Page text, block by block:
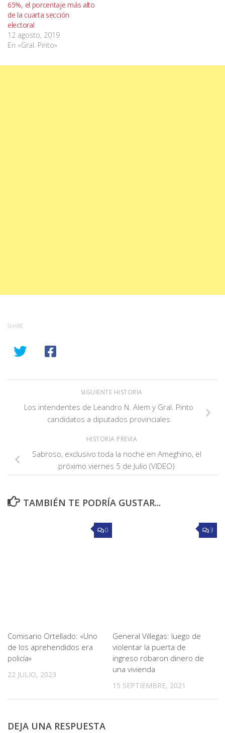
65%, el porcentaje más alto
de la cuarta sección
electoral
12 agosto, 2019
En «Gral. Pinto»
SHARE
SIGUIENTE HISTORIA
Los intendentes de Leandro N. Alem y Gral. Pinto
candidatos a diputados provinciales
HISTORIA PREVIA
Sabroso, exclusivo toda la noche en Ameghino, el
próximo viernes 5 de Julio (VIDEO)
TAMBIÉN TE PODRÍA GUSTAR...
0
Comisario Ortellado: «Uno
de los aprehendidos era
policía»
22 JULIO, 2023
3
General Villegas: luego de
violentar la puerta de
ingreso robaron dinero de
una vivienda
15 SEPTIEMBRE, 2021
DEJA UNA RESPUESTA